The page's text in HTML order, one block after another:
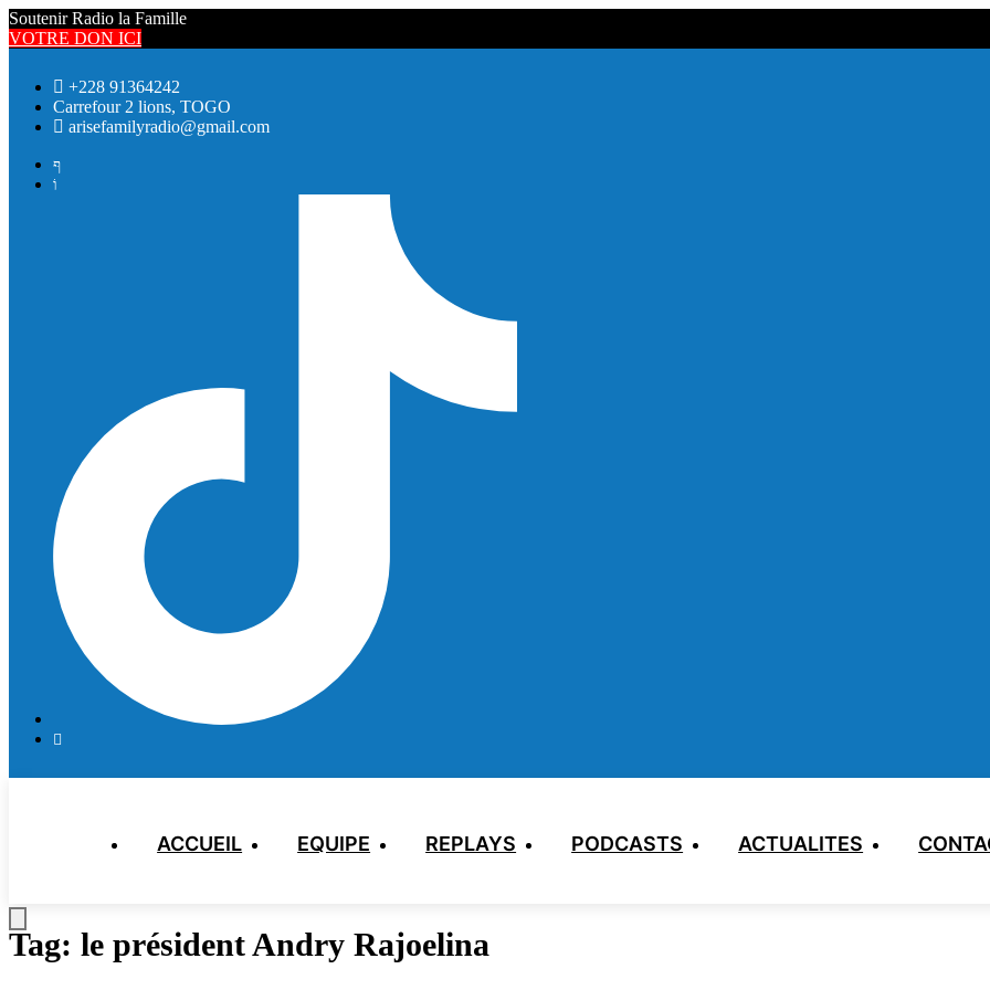
Soutenir Radio la Famille
VOTRE DON ICI
+228 91364242
Carrefour 2 lions, TOGO
arisefamilyradio@gmail.com
ACCUEIL EQUIPE REPLAYS PODCASTS ACTUALITES
Tag: le président Andry Rajoelina